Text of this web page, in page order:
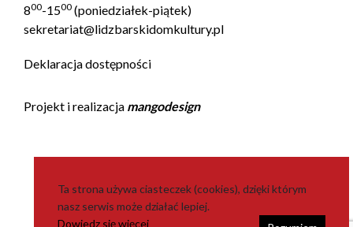
800-1500 (poniedziałek-piątek)
sekretariat@lidzbarskidomkultury.pl
Deklaracja dostępności
Projekt i realizacja mangodesign
Ta strona używa ciasteczek (cookies), dzięki którym
nasz serwis może działać lepiej.
Dowiedz się więcej